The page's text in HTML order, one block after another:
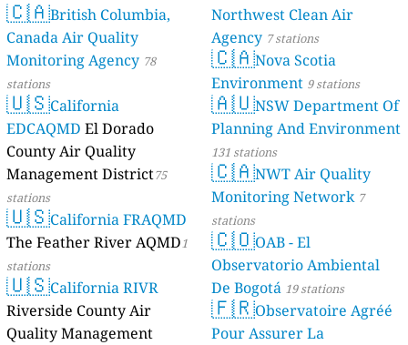
🇨🇦British Columbia,
Canada Air Quality
Monitoring Agency 78
stations
🇺🇸California
EDCAQMD El Dorado
County Air Quality
Management District75
stations
🇺🇸California FRAQMD
The Feather River AQMD1
stations
🇺🇸California RIVR
Riverside County Air
Quality Management
Northwest Clean Air
Agency 7 stations
🇨🇦Nova Scotia
Environment 9 stations
🇦🇺NSW Department Of
Planning And Environment
131 stations
🇨🇦NWT Air Quality
Monitoring Network 7
stations
🇨🇴OAB - El
Observatorio Ambiental
De Bogotá 19 stations
🇫🇷Observatoire Agréé
Pour Assurer La